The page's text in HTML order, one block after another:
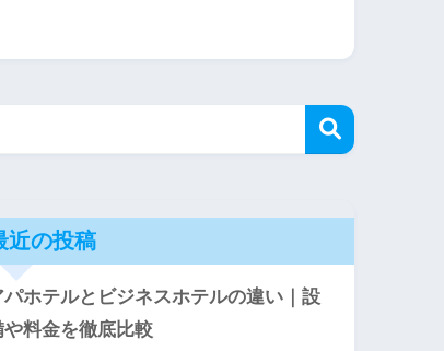
近の投稿
パホテルとビジネスホテルの違い｜設
や料金を徹底比較